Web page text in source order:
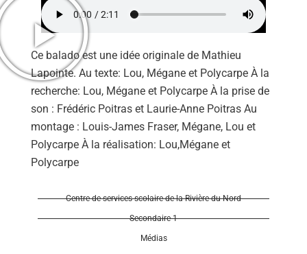
Ce balado est une idée originale de Mathieu
Lapointe. Au texte: Lou, Mégane et Polycarpe À la
recherche: Lou, Mégane et Polycarpe À la prise de
son : Frédéric Poitras et Laurie-Anne Poitras Au
montage : Louis-James Fraser, Mégane, Lou et
Polycarpe À la réalisation: Lou,Mégane et
Polycarpe
Centre de services scolaire de la Rivière-du-Nord
Secondaire 1
Médias